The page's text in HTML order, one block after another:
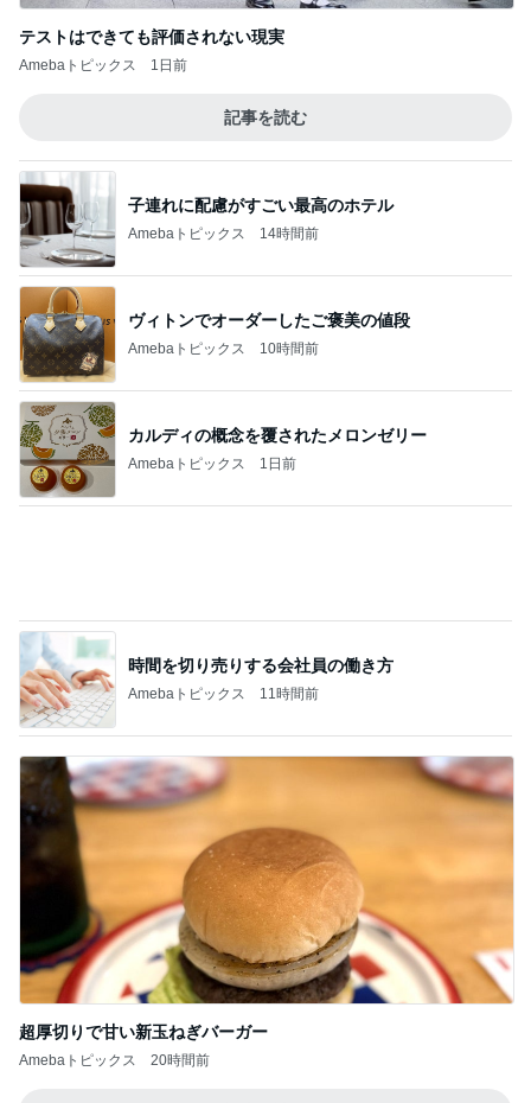
Amebaトピックス 14時間前
ヴィトンでオーダーしたご褒美の値段
Amebaトピックス 10時間前
カルディの概念を覆されたメロンゼリー
Amebaトピックス 1日前
超厚切りで甘い新玉ねぎバーガー
Amebaトピックス 20時間前
記事を読む